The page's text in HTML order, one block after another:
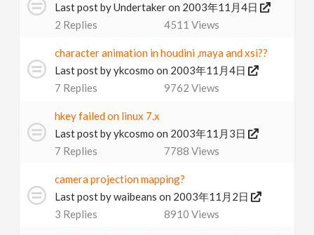
Last post byUndertakeron 2003年11月4日
2 Replies 4511 Views
character animation in houdini ,maya and xsi??
Last post byykcosmo on 2003年11月4日
7 Replies 9762 Views
hkey failed on linux 7.x
Last post byykcosmo on 2003年11月3日
7 Replies 7788 Views
camera projection mapping?
Last post bywaibeans on 2003年11月2日
3 Replies 8910 Views